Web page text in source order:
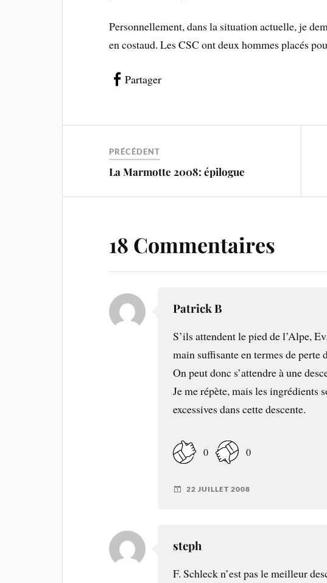
Personnellement, dans la situation actuelle, je
en costaud. Les CSC ont deux hommes placés
Partager
PRÉCÉDENT
La Marmotte 2008: épilogue
18 Commentaires
Patrick B
S’ils attendent le pied de l’Alpe,
main suffisante en termes de perte
On peut donc s’attendre à une
Je me répète, mais les ingrédients
excessives dans cette descente.
0 0
22 JUILLET 2008
steph
F. Schleck n’est pas le meilleur